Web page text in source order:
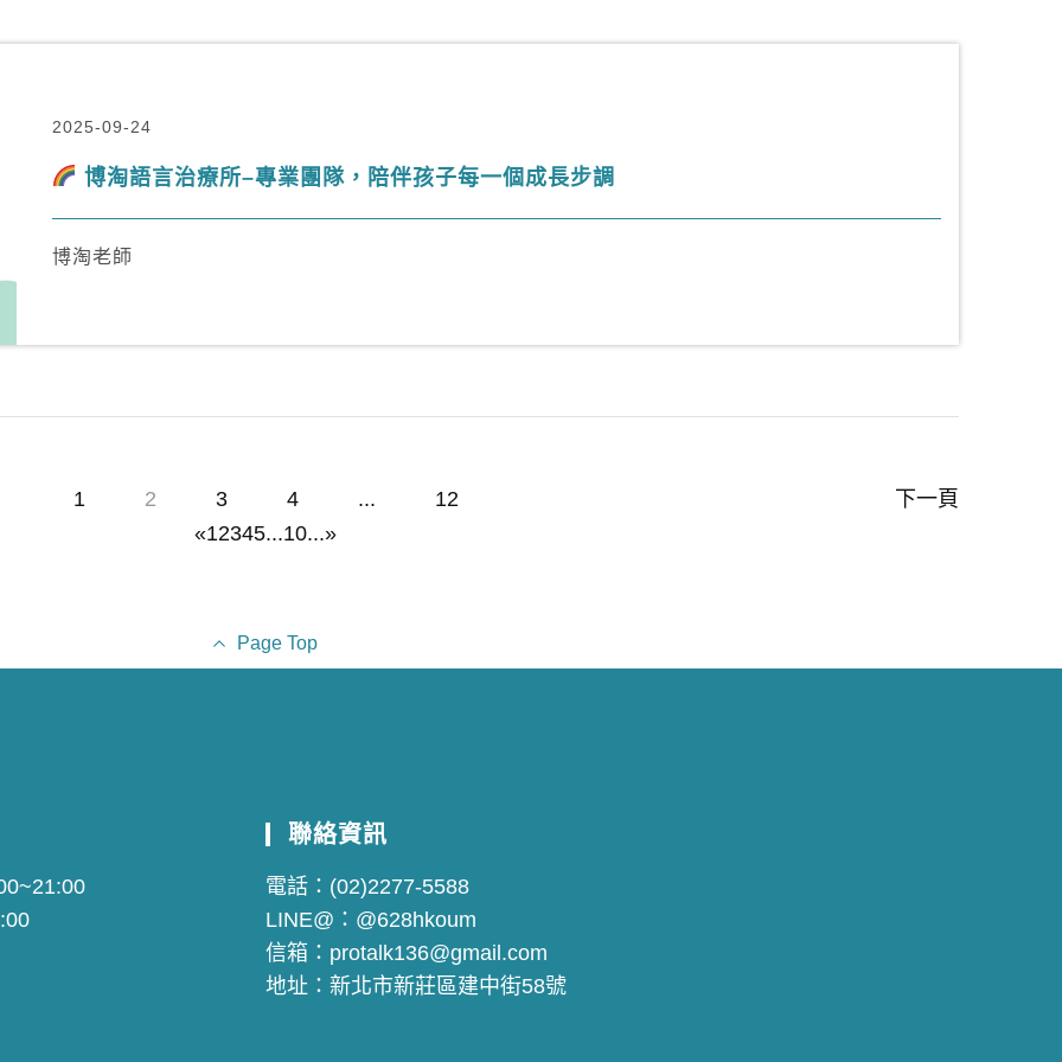
2025-09-24
博淘語言治療所–專業團隊，陪伴孩子每一個成長步調
博淘老師
1 2 3 4 ... 12
下一頁
«12345...10...»
Page Top
聯絡資訊
電話： (02)2277-5588
LINE@： @628hkoum
信箱： protalk136@gmail.com
地址： 新北市新莊區建中街58號